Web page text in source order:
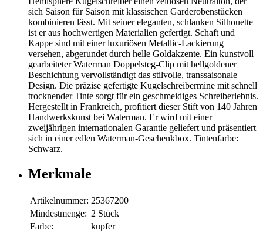
sich Saison für Saison mit klassischen Garderobenstücken
kombinieren lässt. Mit seiner eleganten, schlanken Silhouette
ist er aus hochwertigen Materialien gefertigt. Schaft und
Kappe sind mit einer luxuriösen Metallic-Lackierung
versehen, abgerundet durch helle Goldakzente. Ein kunstvoll
gearbeiteter Waterman Doppelsteg-Clip mit hellgoldener
Beschichtung vervollständigt das stilvolle, transsaisonale
Design. Die präzise gefertigte Kugelschreibermine mit schnell
trocknender Tinte sorgt für ein geschmeidiges Schreiberlebnis.
Hergestellt in Frankreich, profitiert dieser Stift von 140 Jahren
Handwerkskunst bei Waterman. Er wird mit einer
zweijährigen internationalen Garantie geliefert und präsentiert
sich in einer edlen Waterman-Geschenkbox. Tintenfarbe:
Schwarz.
Merkmale
Artikelnummer: 25367200
Mindestmenge: 2 Stück
Farbe:
kupfer